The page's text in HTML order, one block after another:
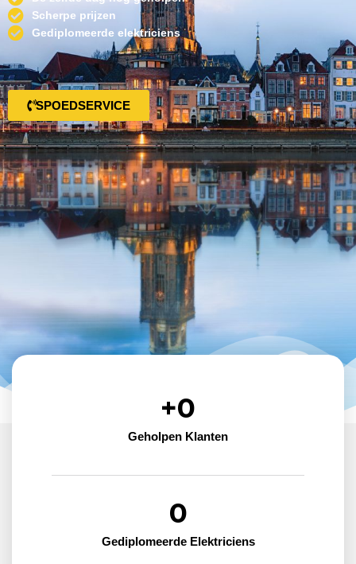
Scherpe prijzen
Gediplomeerde elektriciens
SPOEDSERVICE
Geholpen Klanten
+0
Gediplomeerde Elektriciens
0